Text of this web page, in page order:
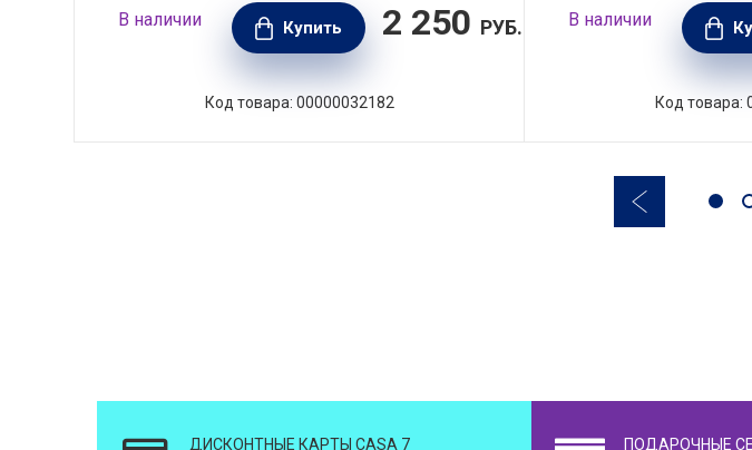
В наличии Купить 2 250 РУБ.
Код товара: 00000032182
В наличии
Код товара:
ДИСКОНТНЫЕ КАРТЫ CASA 7 ПОДАРОЧНЫЕ